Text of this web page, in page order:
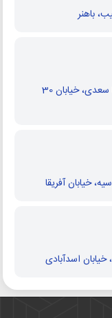
شیراز، منطقه 1، محله سینما سعدی، خیابان 30